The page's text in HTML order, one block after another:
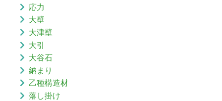
応力
大壁
大津壁
大引
大谷石
納まり
乙種構造材
落し掛け